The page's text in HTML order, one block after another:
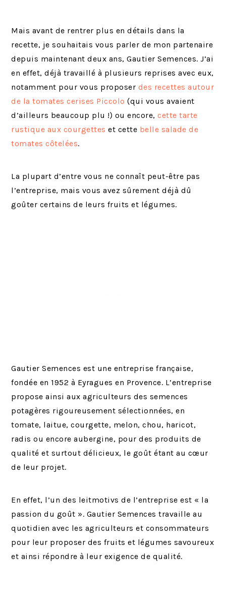
Mais avant de rentrer plus en détails dans la
recette, je souhaitais vous parler de mon partenaire
depuis maintenant deux ans, Gautier Semences. J’ai
en effet, déjà travaillé à plusieurs reprises avec eux,
notamment pour vous proposer des recettes autour
de la tomates cerises Piccolo (qui vous avaient
d’ailleurs beaucoup plu !) ou encore, cette tarte
rustique aux courgettes et cette belle salade de
tomates côtelées.
La plupart d’entre vous ne connaît peut-être pas
l’entreprise, mais vous avez sûrement déjà dû
goûter certains de leurs fruits et légumes.
Gautier Semences est une entreprise française,
fondée en 1952 à Eyragues en Provence. L’entreprise
propose ainsi aux agriculteurs des semences
potagères rigoureusement sélectionnées, en
tomate, laitue, courgette, melon, chou, haricot,
radis ou encore aubergine, pour des produits de
qualité et surtout délicieux, le goût étant au cœur
de leur projet.
En effet, l’un des leitmotivs de l’entreprise est « la
passion du goût ». Gautier Semences travaille au
quotidien avec les agriculteurs et consommateurs
pour leur proposer des fruits et légumes savoureux
et ainsi répondre à leur exigence de qualité.